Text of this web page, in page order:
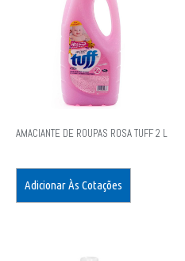
AMACIANTE DE ROUPAS ROSA TUFF 2 L
Adicionar Às Cotações